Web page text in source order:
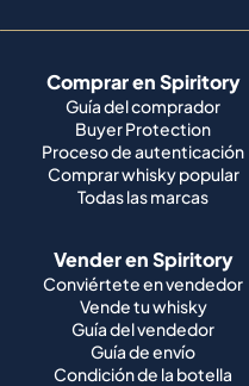
Comprar en Spiritory
Guía del comprador
Buyer Protection
Proceso de autenticación
Comprar whisky popular
Todas las marcas
Vender en Spiritory
Conviértete en vendedor
Vende tu whisky
Guía del vendedor
Guía de envío
Condición de la botella